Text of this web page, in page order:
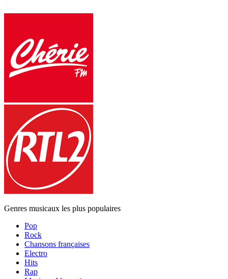
Genres musicaux les plus populaires
Pop
Rock
Chansons françaises
Electro
Hits
Rap